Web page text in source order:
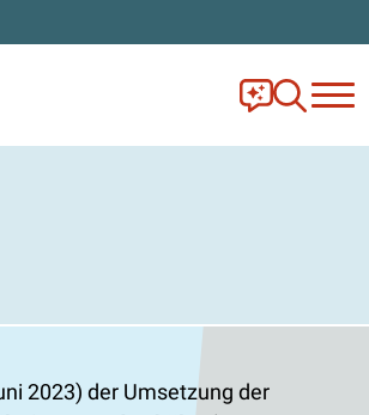
Frag Ella!
Zur
2023) der Umsetzung der